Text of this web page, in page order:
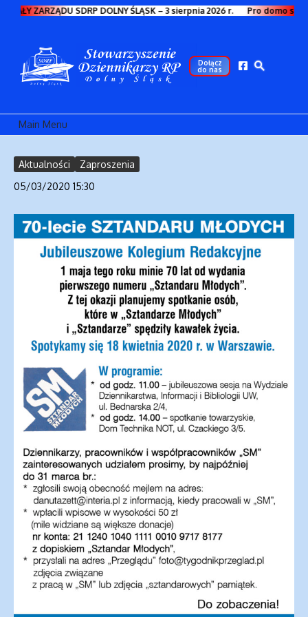
Przejdź do treści
ZARZĄDU SDRP DOLNY ŚLĄSK – 3 sierpnia 2026 r. Pro domo sua
Dołącz
do nas
Main Menu
Aktualności
Zaproszenia
05/03/2020 15:30